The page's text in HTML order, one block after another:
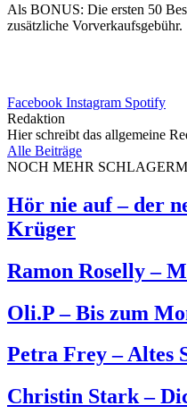
Als BONUS: Die ersten 50
zusätzliche Vorverkaufsgebühr.
Facebook Instagram Spotify
Redaktion
Hier schreibt das allgemeine
Alle Beiträge
NOCH MEHR
Hör nie auf – der
Krüger
Ramon Roselly –
Oli.P – Bis zum
Petra Frey – Altes
Christin Stark –